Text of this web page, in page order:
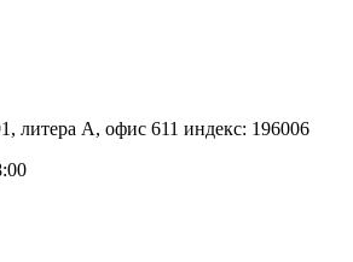
литера А, офис 611 индекс: 196006